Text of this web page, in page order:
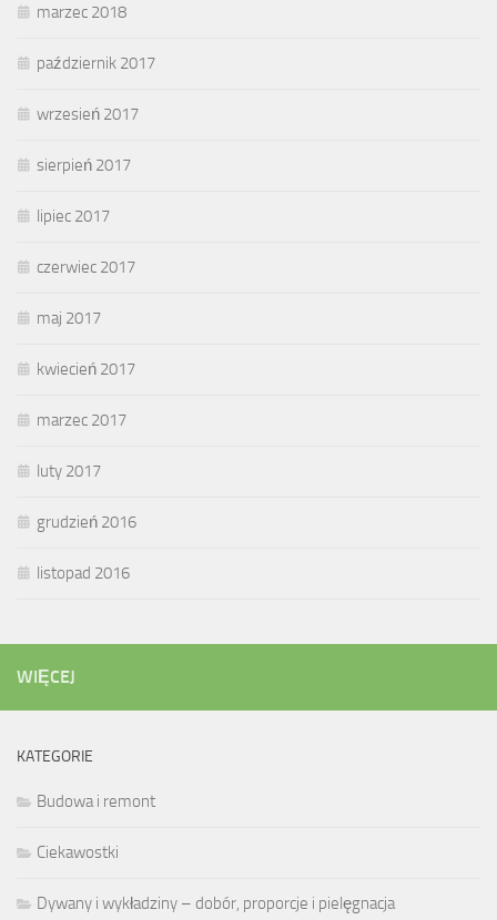
marzec 2018
październik 2017
wrzesień 2017
sierpień 2017
lipiec 2017
czerwiec 2017
maj 2017
kwiecień 2017
marzec 2017
luty 2017
grudzień 2016
listopad 2016
WIĘCEJ
KATEGORIE
Budowa i remont
Ciekawostki
Dywany i wykładziny – dobór, proporcje i pielęgnacja